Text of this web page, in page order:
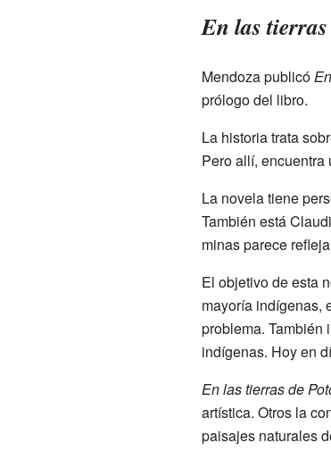
En las
Mendoza publicó
prólogo del libro.
La historia trata
Pero allí,
La novela tiene
También está
minas parece
El objetivo de esta
mayoría indígenas,
problema. También
indígenas. Hoy en
En las tierras de
artística. Otros la
paisajes naturales